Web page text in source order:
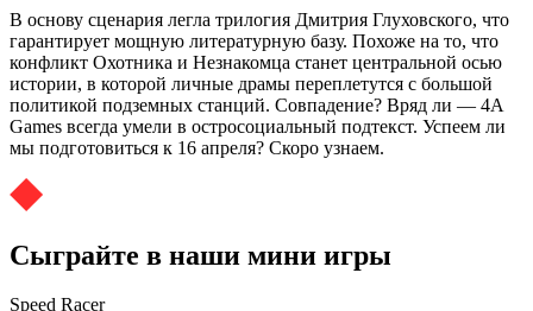
В основу сценария легла трилогия Дмитрия Глуховского, что
гарантирует мощную литературную базу. Похоже на то, что
конфликт Охотника и Незнакомца станет центральной осью
истории, в которой личные драмы переплетутся с большой
политикой подземных станций. Совпадение? Вряд ли — 4A
Games всегда умели в остросоциальный подтекст. Успеем ли
мы подготовиться к 16 апреля? Скоро узнаем.
Сыграйте в наши мини игры
Speed Racer